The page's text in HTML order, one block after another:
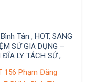
Tân , HOT, SANG
SỨ GIA DỤNG –
ĐĨA LY TÁCH SỨ ,
156 Phạm Đăng